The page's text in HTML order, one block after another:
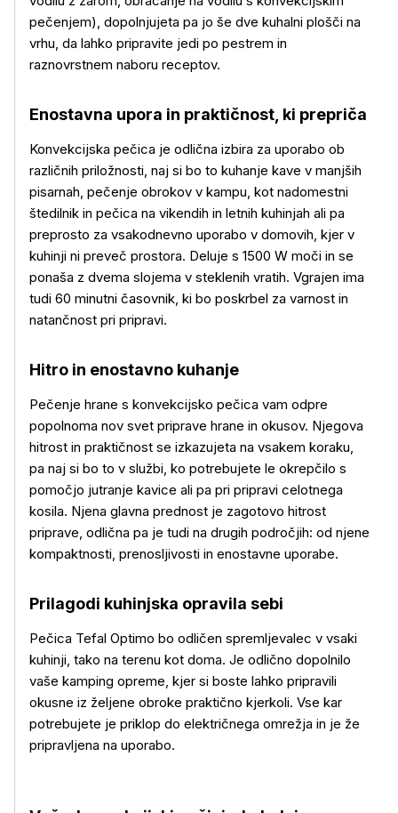
Več o izdelku
pečenjem), dopolnjujeta pa jo še dve kuhalni plošči na
vrhu, da lahko pripravite jedi po pestrem in
raznovrstnem naboru receptov.
Enostavna upora in praktičnost, ki prepriča
Konvekcijska pečica je odlična izbira za uporabo ob
različnih priložnosti, naj si bo to kuhanje kave v manjših
pisarnah, pečenje obrokov v kampu, kot nadomestni
štedilnik in pečica na vikendih in letnih kuhinjah ali pa
preprosto za vsakodnevno uporabo v domovih, kjer v
kuhinji ni preveč prostora. Deluje s 1500 W moči in se
ponaša z dvema slojema v steklenih vratih. Vgrajen ima
tudi 60 minutni časovnik, ki bo poskrbel za varnost in
natančnost pri pripravi.
Hitro in enostavno kuhanje
Pečenje hrane s konvekcijsko pečica vam odpre
popolnoma nov svet priprave hrane in okusov. Njegova
hitrost in praktičnost se izkazujeta na vsakem koraku,
pa naj si bo to v službi, ko potrebujete le okrepčilo s
pomočjo jutranje kavice ali pa pri pripravi celotnega
kosila. Njena glavna prednost je zagotovo hitrost
priprave, odlična pa je tudi na drugih področjih: od njene
kompaktnosti, prenosljivosti in enostavne uporabe.
Prilagodi kuhinjska opravila sebi
Pečica Tefal Optimo bo odličen spremljevalec v vsaki
kuhinji, tako na terenu kot doma. Je odlično dopolnilo
vaše kamping opreme, kjer si boste lahko pripravili
okusne iz željene obroke praktično kjerkoli. Vse kar
potrebujete je priklop do električnega omrežja in je že
pripravljena na uporabo.